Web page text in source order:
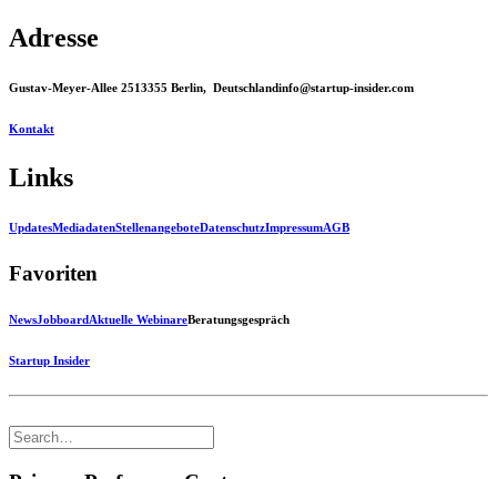
Adresse
Gustav-Meyer-Allee 2513355 Berlin, Deutschlandinfo@startup-insider.com
Kontakt
Links
UpdatesMediadatenStellenangeboteDatenschutzImpressumAGB
Favoriten
NewsJobboardAktuelle WebinareBeratungsgespräch
Startup Insider